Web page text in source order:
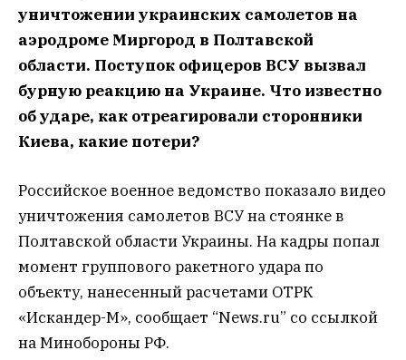
уничтожении украинских самолетов на
аэродроме Миргород в Полтавской
области. Поступок офицеров ВСУ вызвал
бурную реакцию на Украине. Что известно
об ударе, как отреагировали сторонники
Киева, какие потери?
Российское военное ведомство показало видео
уничтожения самолетов ВСУ на стоянке в
Полтавской области Украины. На кадры попал
момент группового ракетного удара по
объекту, нанесенный расчетами ОТРК
«Искандер-М», сообщает “News.ru” со ссылкой
на Минобороны РФ.